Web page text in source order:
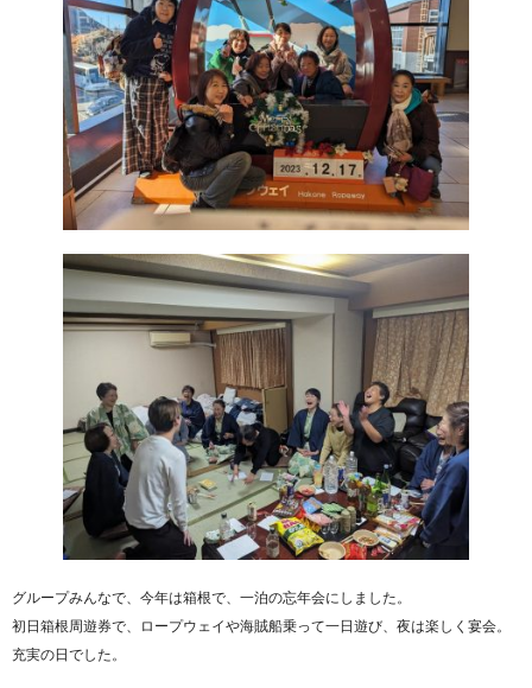
グループみんなで、今年は箱根で、一泊の忘年会にしました。
初日箱根周遊券で、ロープウェイや海賊船乗って一日遊び、夜は楽しく宴会。
充実の日でした。